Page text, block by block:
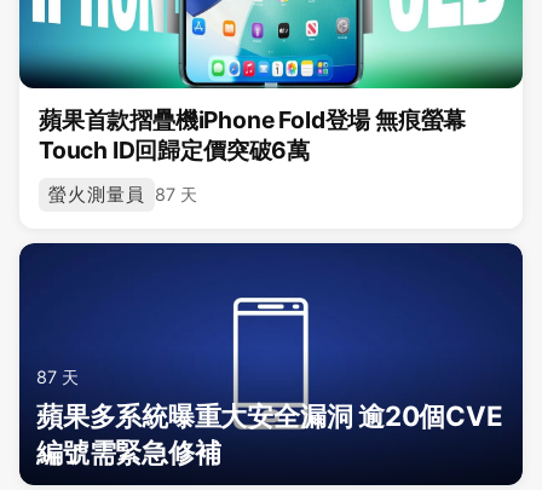
蘋果首款摺疊機iPhone Fold登場 無痕螢幕
Touch ID回歸定價突破6萬
螢火測量員 87 天
87 天
蘋果多系統曝重大安全漏洞 逾20個CVE
編號需緊急修補